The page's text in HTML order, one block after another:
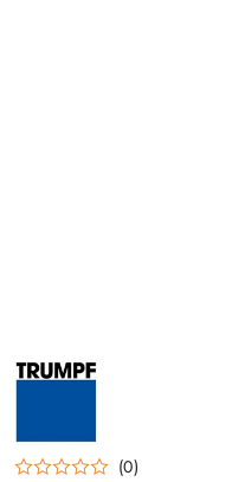
PRODUCENT
TRUMPF
OBRÓBKI
BLACHY, (0)